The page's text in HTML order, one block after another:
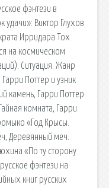
фэнтези в
удачи»: Виктор Глухов
Ирридара Тох
на космическом
Ситуация. Жанр
Поттер и узник
камень, Гарри Поттер
комната, Гарри
«Год Крысы.
Деревянный меч.
«По ту сторону
фэнтези на
книг русских